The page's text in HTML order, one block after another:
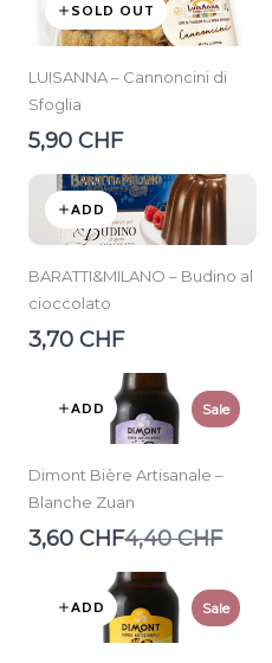
SOLD OUT
LUISANNA – Cannoncini di
Sfoglia
5,90 CHF
ADD
BARATTI&MILANO – Budino al
cioccolato
3,70 CHF
ADD Sale
Dimont Bière Artisanale –
Blanche Zuan
3,60 CHFCompare
4,40 CHF
ADD Sale